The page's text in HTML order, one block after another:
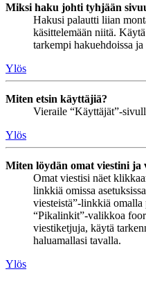
Miksi haku johti tyhjään
Hakusi palautti liian
käsittelemään niitä.
tarkempi hakuehdoissa
Ylös
Miten etsin käyttäjiä?
Vieraile “Käyttäjät”-
Ylös
Miten löydän omat viestini ja
Omat viestisi näet
linkkiä omissa
viesteistä”-linkkiä
“Pikalinkit”-valikkoa
viestiketjuja, käytä
haluamallasi tavalla.
Ylös